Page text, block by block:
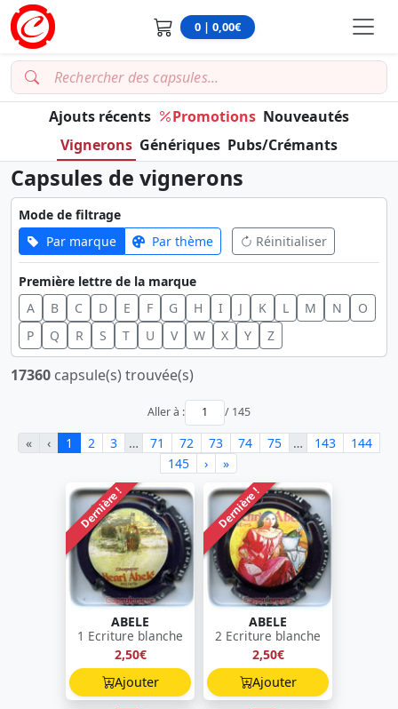
0 | 0,00€
Ajouts récents Promotions Nouveautés
Vignerons Génériques Pubs/Crémants
Capsules de vignerons
Mode de filtrage
Par marque
Par thème Réinitialiser
Première lettre de la marque
A
B C D E F G H I J K L M N
O
P
Q R S T U V W X Y Z
17360 capsule(s) trouvée(s)
Aller à : / 145
« ‹ 1 2 3 … 71 72 73 74 75 … 143
144
145
› »
Dernière !
ABELE
1 Ecriture blanche
2,50€
Ajouter
Dernière !
ABELE
2 Ecriture blanche
2,50€
Ajouter